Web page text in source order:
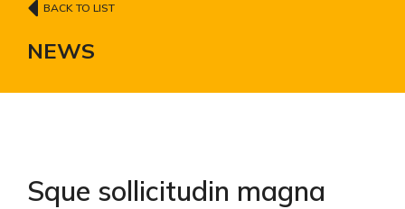
BACK TO LIST
NEWS
Sque sollicitudin magna